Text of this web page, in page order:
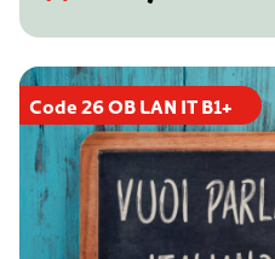
Code 26 OB LAN IT B1+